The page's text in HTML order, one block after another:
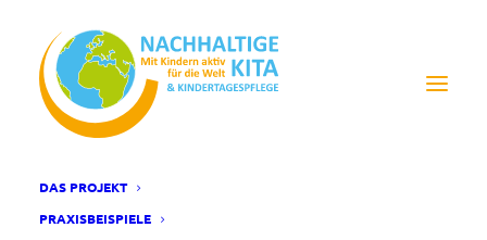
DAS PROJEKT
PRAXISBEISPIELE